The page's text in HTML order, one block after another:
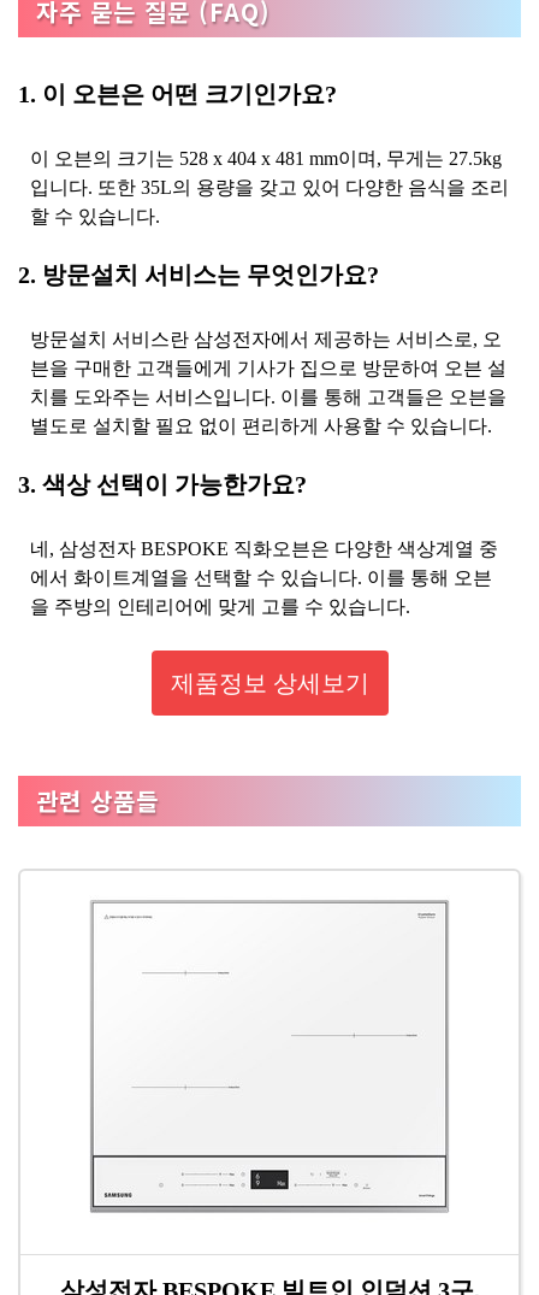
자주 묻는 질문 (FAQ)
1. 이 오븐은 어떤 크기인가요?
이 오븐의 크기는 528 x 404 x 481 mm이며, 무게는 27.5kg
입니다. 또한 35L의 용량을 갖고 있어 다양한 음식을 조리
할 수 있습니다.
2. 방문설치 서비스는 무엇인가요?
방문설치 서비스란 삼성전자에서 제공하는 서비스로, 오
븐을 구매한 고객들에게 기사가 집으로 방문하여 오븐 설
치를 도와주는 서비스입니다. 이를 통해 고객들은 오븐을
별도로 설치할 필요 없이 편리하게 사용할 수 있습니다.
3. 색상 선택이 가능한가요?
네, 삼성전자 BESPOKE 직화오븐은 다양한 색상계열 중
에서 화이트계열을 선택할 수 있습니다. 이를 통해 오븐
을 주방의 인테리어에 맞게 고를 수 있습니다.
제품정보 상세보기
관련 상품들